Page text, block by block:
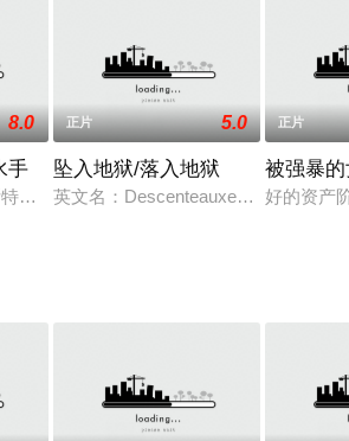
8.0
手
港，船上有个名叫奎雷尔的英俊水手（布
正片 5.0
坠入地狱/落入地狱
英文名：Descenteauxenfers中年作
正片
被强暴
好的资产